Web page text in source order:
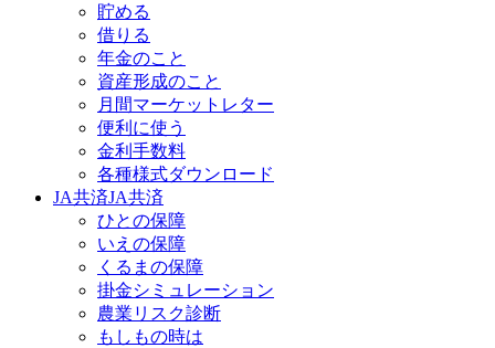
貯める
借りる
年金のこと
資産形成のこと
月間マーケットレター
便利に使う
金利手数料
各種様式ダウンロード
JA共済JA共済
ひとの保障
いえの保障
くるまの保障
掛金シミュレーション
農業リスク診断
もしもの時は